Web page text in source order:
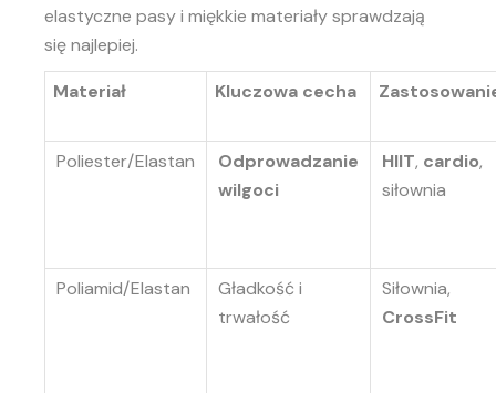
elastyczne pasy i miękkie materiały sprawdzają
się najlepiej.
Materiał
Kluczowa cecha
Poliester/Elastan
Odprowadzanie
wilgoci
HIIT, cardio,
siłownia
Poliamid/Elastan
Gładkość i
trwałość
Siłownia,
CrossFit